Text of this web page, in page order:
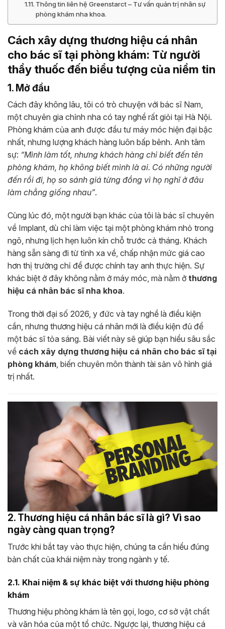
Thông tin liên hệ Greenstarct – Tư vấn quản trị nhân sự
phòng khám nha khoa.
Cách xây dựng thương hiệu cá nhân
cho bác sĩ tại phòng khám: Từ người
thầy thuốc đến biểu tượng của niềm tin
1. Mở đầu
Cách đây không lâu, tôi có trò chuyện với bác sĩ Nam,
một chuyên gia chỉnh nha có tay nghề rất giỏi tại Hà Nội.
Phòng khám của anh được đầu tư máy móc hiện đại bậc
nhất, nhưng lượng khách hàng luôn bấp bênh. Anh tâm
sự: “Mình làm tốt, nhưng khách hàng chỉ biết đến tên
phòng khám, họ không biết mình là ai. Có những người
đến rồi đi, họ so sánh giá từng đồng vì họ nghĩ ở đâu
làm chẳng giống nhau”.
Cùng lúc đó, một người bạn khác của tôi là bác sĩ chuyên
về Implant, dù chỉ làm việc tại một phòng khám nhỏ trong
ngõ, nhưng lịch hẹn luôn kín chỗ trước cả tháng. Khách
hàng sẵn sàng đi từ tỉnh xa về, chấp nhận mức giá cao
hơn thị trường chỉ để được chính tay anh thực hiện. Sự
khác biệt ở đây không nằm ở máy móc, mà nằm ở thương
hiệu cá nhân bác sĩ nha khoa.
Trong thời đại số 2026, y đức và tay nghề là điều kiện
cần, nhưng thương hiệu cá nhân mới là điều kiện đủ để
một bác sĩ tỏa sáng. Bài viết này sẽ giúp bạn hiểu sâu sắc
về cách xây dựng thương hiệu cá nhân cho bác sĩ tại
phòng khám, biến chuyên môn thành tài sản vô hình giá
trị nhất.
2. Thương hiệu cá nhân bác sĩ là gì? Vì sao
ngày càng quan trọng?
Trước khi bắt tay vào thực hiện, chúng ta cần hiểu đúng
bản chất của khái niệm này trong ngành y tế.
2.1. Khai niệm & sự khác biệt với thương hiệu phòng
khám
Thương hiệu phòng khám là tên gọi, logo, cơ sở vật chất
và văn hóa của một tổ chức. Ngược lại, thương hiệu cá